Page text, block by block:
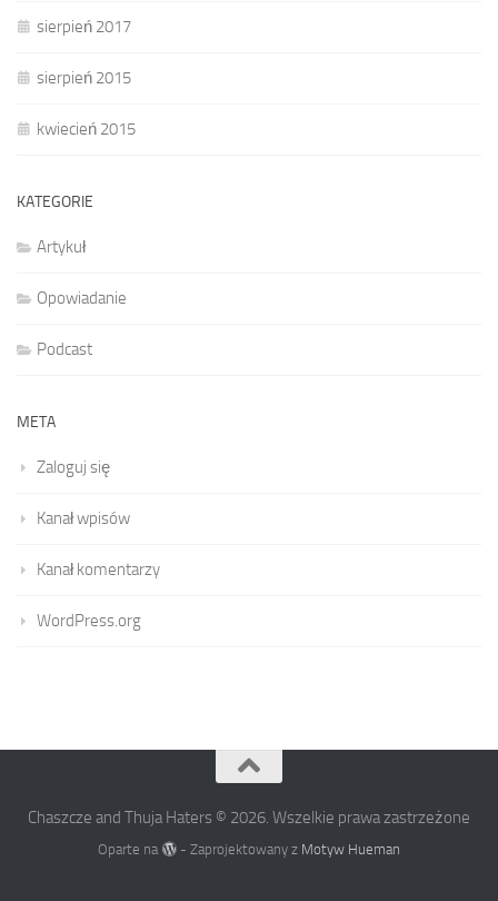
sierpień 2017
sierpień 2015
kwiecień 2015
KATEGORIE
Artykuł
Opowiadanie
Podcast
META
Zaloguj się
Kanał wpisów
Kanał komentarzy
WordPress.org
Chaszcze and Thuja Haters © 2026. Wszelkie prawa zastrzeżone
Oparte na - Zaprojektowany z Motyw Hueman